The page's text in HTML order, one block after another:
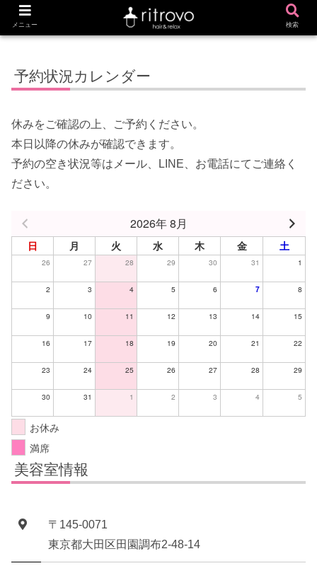
ホーム
予約状況カレンダー
休みをご確認の上、ご予約ください。
本日以降の休みが確認できます。
予約の空き状況等はメール、LINE、お電話にてご連絡く
ださい。
2026年 8月
日 月 火 水 木 金 土
26 27 28 29 30 31 1
2 3 4 5 6 7 8
9 10 11 12 13 14 15
16 17 18 19 20 21 22
23 24 25 26 27 28 29
30 31 1 2 3 4 5
お休み
満席
美容室情報
〒145-0071
東京都大田区田園調布2-48-14
メニュー 検索